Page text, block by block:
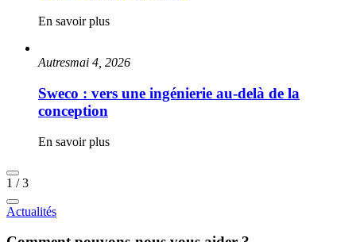
En savoir plus
Autresmai 4, 2026
Sweco : vers une ingénierie au-delà de la
conception
En savoir plus
1 /3
Actualités